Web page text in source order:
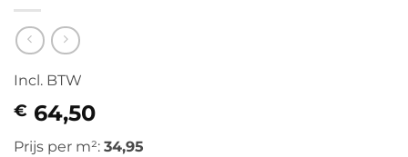
Incl. BTW
€ 64,50
Prijs per m²: 34,95